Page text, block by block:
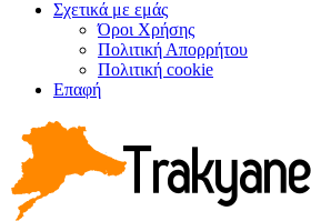
Σχετικά με εμάς
Όροι Χρήσης
Πολιτική Απορρήτου
Πολιτική cookie
Επαφή